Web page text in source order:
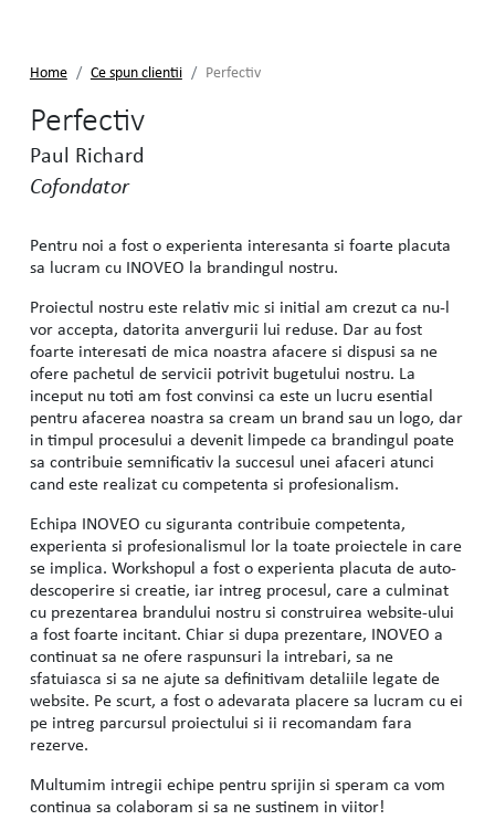
Home Ce spun clientii Perfectiv
Perfectiv
Paul Richard
Cofondator
Pentru noi a fost o experienta interesanta si foarte placuta
sa lucram cu INOVEO la brandingul nostru.
Proiectul nostru este relativ mic si initial am crezut ca nu-l
vor accepta, datorita anvergurii lui reduse. Dar au fost
foarte interesati de mica noastra afacere si dispusi sa ne
ofere pachetul de servicii potrivit bugetului nostru. La
inceput nu toti am fost convinsi ca este un lucru esential
pentru afacerea noastra sa cream un brand sau un logo, dar
in timpul procesului a devenit limpede ca brandingul poate
sa contribuie semnificativ la succesul unei afaceri atunci
cand este realizat cu competenta si profesionalism.
Echipa INOVEO cu siguranta contribuie competenta,
experienta si profesionalismul lor la toate proiectele in care
se implica. Workshopul a fost o experienta placuta de auto-
descoperire si creatie, iar intreg procesul, care a culminat
cu prezentarea brandului nostru si construirea website-ului
a fost foarte incitant. Chiar si dupa prezentare, INOVEO a
continuat sa ne ofere raspunsuri la intrebari, sa ne
sfatuiasca si sa ne ajute sa definitivam detaliile legate de
website. Pe scurt, a fost o adevarata placere sa lucram cu ei
pe intreg parcursul proiectului si ii recomandam fara
rezerve.
Multumim intregii echipe pentru sprijin si speram ca vom
continua sa colaboram si sa ne sustinem in viitor!